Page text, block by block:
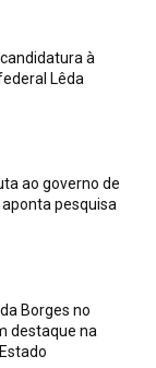
à
Lêda
ao governo de
aponta pesquisa
Borges no
destaque na